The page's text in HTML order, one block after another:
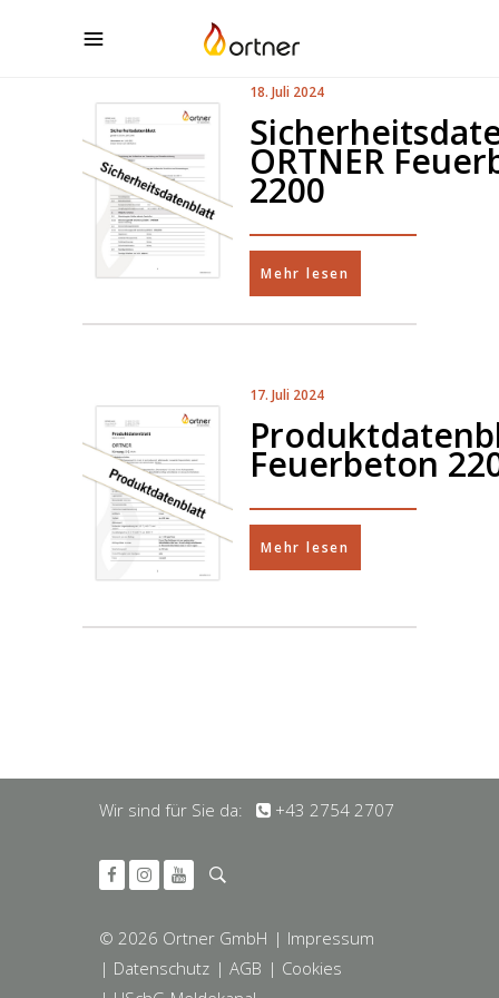
18. Juli 2024
ORTNER
2200
Mehr lesen
17. Juli 2024
Feuerbeton
Mehr lesen
Wir sind für Sie da: +43 2754 2707
© 2026 Ortner GmbH | Impressum
| Datenschutz | AGB | Cookies